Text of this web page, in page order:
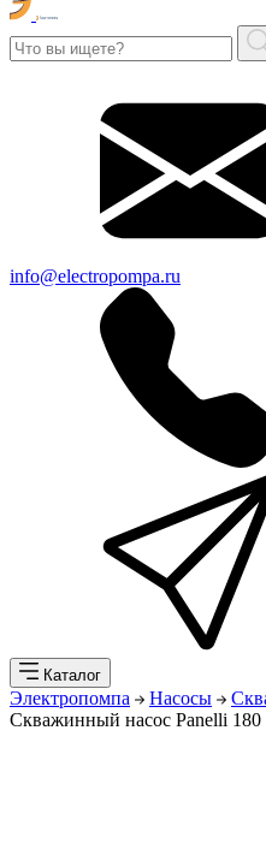
info@electropompa.ru
Каталог
Электропомпа Насосы
Скважинный насос Panelli